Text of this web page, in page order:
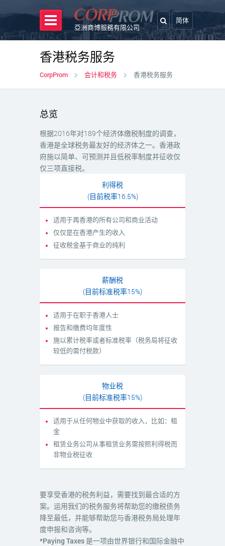
亞洲商博服務有限公司
简体
香港税务服务
CorpProm 会计和税务 香港税务服务
总览
根据2016年对189个经济体缴税制度的调查，
香港是全球税务最友好的经济体之一。香港政
府施以简单、可预测并且低税率制度并征收仅
仅三项直接税。
利得税
(目前税率16.5%)
适用于再香港的所有公司和商业活动
仅仅是在香港产生的收入
征收税金基于商业的纯利
薪酬税
(目前标准税率15%)
适用于在职于香港人士
报告和缴费均年度性
施以累计税率或者标准税率（税务局将征收
较低的需付税款）
物业税
(目前标准税率15%)
适用于从任何物业中获取的收入，比如：租
金
租赁业务公司从事租赁业务需按照利得税而
非物业税征收
要享受香港的税务利益，需要找到最合适的方
案。运用我们的税务服务将帮助您的缴税债务
降至最低，并能够帮助您与香港税务局处理年
度申报和咨询等。
*Paying Taxes是一项由世界银行和国际金融中